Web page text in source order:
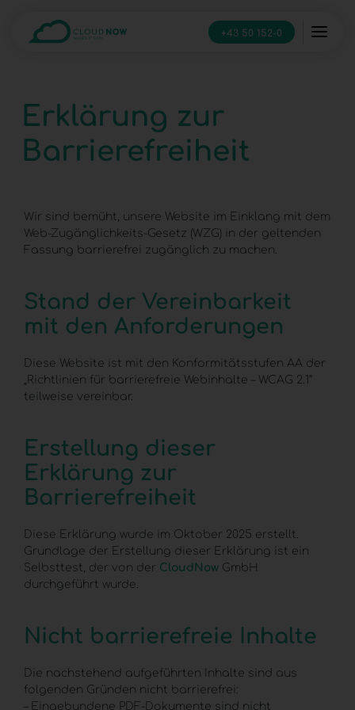
+43 50 152-0
Erklärung zur
Barrierefreiheit
Wir sind bemüht, unsere Website im Einklang mit dem
Web-Zugänglichkeits-Gesetz (WZG) in der geltenden
Fassung barrierefrei zugänglich zu machen.
Stand der Vereinbarkeit
mit den Anforderungen
Diese Website ist mit den Konformitätsstufen AA der
„Richtlinien für barrierefreie Webinhalte – WCAG 2.1“
teilweise vereinbar.
Erstellung dieser
Erklärung zur
Barrierefreiheit
Diese Erklärung wurde im Oktober 2025 erstellt.
Grundlage der Erstellung dieser Erklärung ist ein
Selbsttest, der von der CloudNow GmbH
durchgeführt wurde.
Nicht barrierefreie Inhalte
Die nachstehend aufgeführten Inhalte sind aus
folgenden Gründen nicht barrierefrei:
– Eingebundene PDF-Dokumente sind nicht